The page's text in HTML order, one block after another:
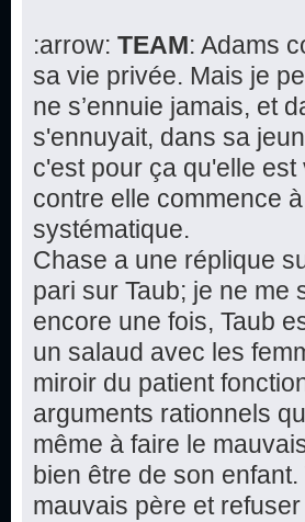
:arrow: TEAM: Adams
sa vie privée. Mais je
ne s’ennuie jamais, et
s'ennuyait, dans sa
c'est pour ça qu'elle
contre elle commence
systématique.
Chase a une réplique
pari sur Taub; je ne me
encore une fois, Taub
un salaud avec les
miroir du patient
arguments rationnels
même à faire le
bien être de son
mauvais père et